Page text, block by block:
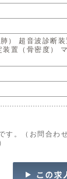
） 超音波診断
置（骨密度）
。（お問合わ